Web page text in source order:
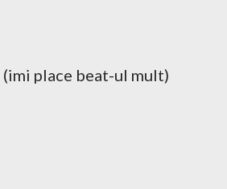
(imi place beat-ul mult)